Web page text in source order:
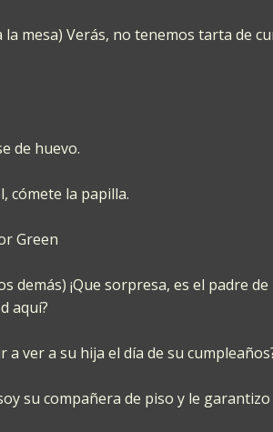
la mesa) Verás, no tenemos tarta de
de huevo.
cómete la papilla.
Green
demás) ¡Que sorpresa, es el padre
aquí?
a ver a su hija el día de su
su compañera de piso y le